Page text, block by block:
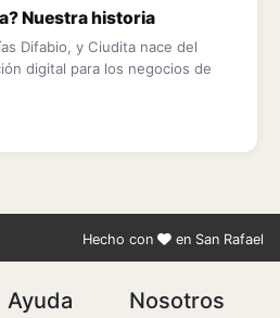
Nuestra historia
Difabio, y Ciudita nace del
digital para los negocios de
Hecho con en San Rafael
Ayuda Nosotros